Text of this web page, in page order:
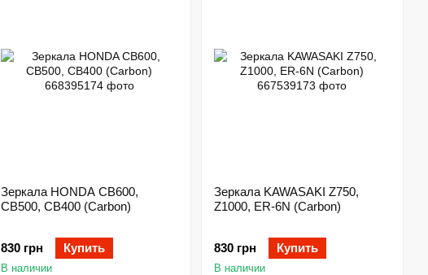
Зеркала HONDA CB600,
CB500, CB400 (Carbon)
830 грн Купить
В наличии
Зеркала KAWASAKI Z750,
Z1000, ER-6N (Carbon)
830 грн Купить
В наличии